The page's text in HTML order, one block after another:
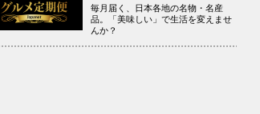
毎月届く、日本各地の名物・名産
品。「美味しい」で生活を変えませ
んか？